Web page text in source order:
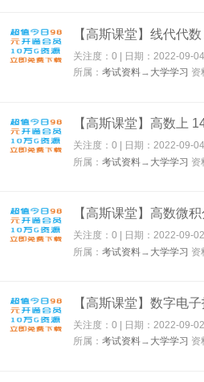
【高斯课堂】线代代
关注度：0 | 日期： 2022-09-04
所属：考试资料→ 大学学习 资
【高斯课堂】高数上
关注度：0 | 日期：2022-09-04
所属：考试资料→ 大学学习 资
关注度：0 | 日期：2022-09-02
所属：考试资料→ 大学学习 资
关注度：0 | 日期： 2022-09-02
所属：考试资料→ 大学学习 资